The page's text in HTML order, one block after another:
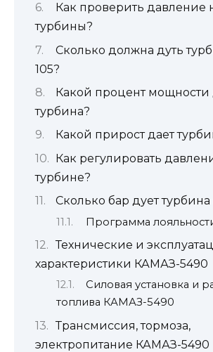
Как проверить давление
турбины?
Сколько должна дуть
105?
Какой процент мощности
турбина?
Какой прирост дает
Как регулировать
турбине?
Сколько бар дует
Программа
Технические и
характеристики КАМАЗ-5490
Силовая установка и
топлива КАМАЗ-5490
Трансмиссия, тормоза,
электропитание КАМАЗ-5490